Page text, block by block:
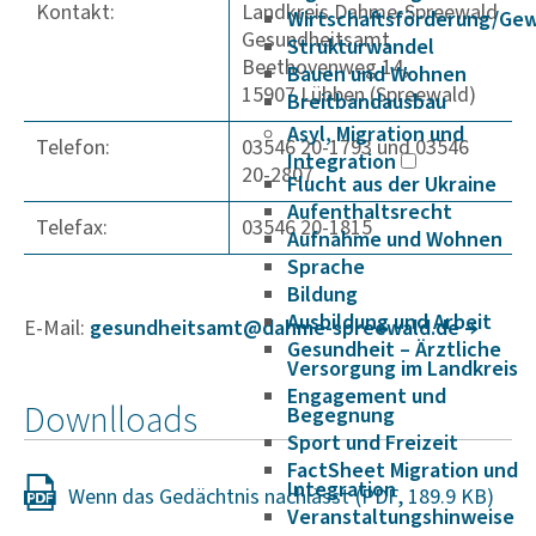
Wirtschaftsförderung/
Strukturwandel
Bauen und Wohnen
Breitbandausbau
Asyl, Migration und
Integration
Flucht aus der Ukraine
Aufenthaltsrecht
Aufnahme und Wohnen
Sprache
Bildung
Ausbildung und Arbeit
Gesundheit – Ärztliche
Versorgung im Landkreis
Engagement und
Begegnung
Sport und Freizeit
FactSheet Migration und
Integration
Veranstaltungshinweise
Kontakt:
Landkreis Dahme-Spreewald
Gesundheitsamt
Beethovenweg 14,
15907 Lübben (Spreewald)
Telefon:
03546 20-1793 und 03546
20-2807
Telefax:
03546 20-1815
E-Mail: gesund­heits­am­t@dahme-spree­wald.de
Downlloads
Wenn das Gedächtnis nachlässt